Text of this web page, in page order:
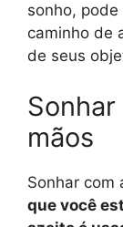
sonho,
caminho de
de seus
mãos
Sonhar com
que você